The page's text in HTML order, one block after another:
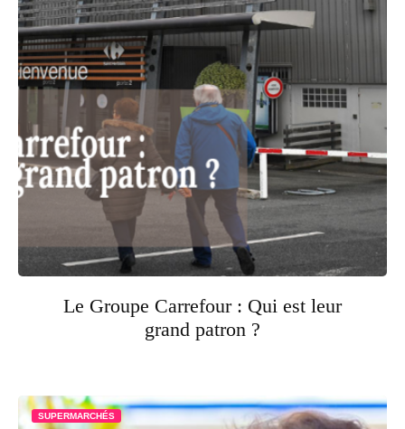
Le Groupe Carrefour : Qui est leur
grand patron ?
SUPERMARCHÉS